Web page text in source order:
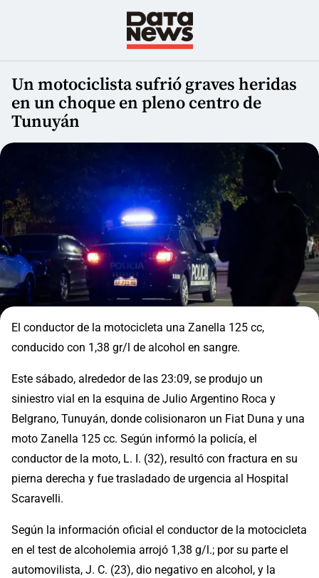
Un motociclista sufrió graves heridas
en un choque en pleno centro de
Tunuyán
El conductor de la motocicleta una Zanella 125 cc,
conducido con 1,38 gr/l de alcohol en sangre.
Este sábado, alrededor de las 23:09, se produjo un
siniestro vial en la esquina de Julio Argentino Roca y
Belgrano, Tunuyán, donde colisionaron un Fiat Duna y una
moto Zanella 125 cc. Según informó la policía, el
conductor de la moto, L. I. (32), resultó con fractura en su
pierna derecha y fue trasladado de urgencia al Hospital
Scaravelli.
Según la información oficial el conductor de la motocicleta
en el test de alcoholemia arrojó 1,38 g/l.; por su parte el
automovilista, J. C. (23), dio negativo en alcohol, y la